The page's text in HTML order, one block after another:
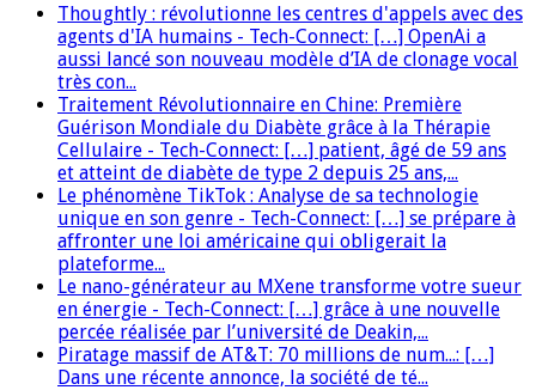
Thoughtly : révolutionne les centres d'appels avec des
agents d'IA humains - Tech-Connect: […] OpenAi a
aussi lancé son nouveau modèle d’IA de clonage vocal
très con...
Traitement Révolutionnaire en Chine: Première
Guérison Mondiale du Diabète grâce à la Thérapie
Cellulaire - Tech-Connect: […] patient, âgé de 59 ans
et atteint de diabète de type 2 depuis 25 ans,...
Le phénomène TikTok : Analyse de sa technologie
unique en son genre - Tech-Connect: […] se prépare à
affronter une loi américaine qui obligerait la
plateforme...
Le nano-générateur au MXene transforme votre sueur
en énergie - Tech-Connect: […] grâce à une nouvelle
percée réalisée par l’université de Deakin,...
Piratage massif de AT&T: 70 millions de num...: […]
Dans une récente annonce, la société de té...